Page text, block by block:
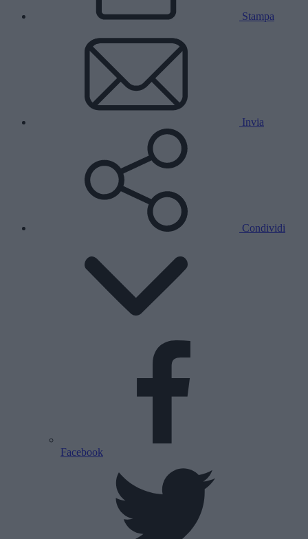
Stampa
Invia
Condividi
Facebook